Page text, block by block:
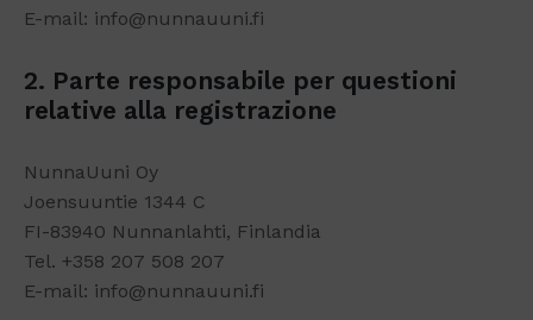
E-mail: info@nunnauuni.fi
2. Parte responsabile per questioni
relative alla registrazione
NunnaUuni Oy
Joensuuntie 1344 C
FI-83940 Nunnanlahti, Finlandia
Tel. +358 207 508 207
E-mail: info@nunnauuni.fi